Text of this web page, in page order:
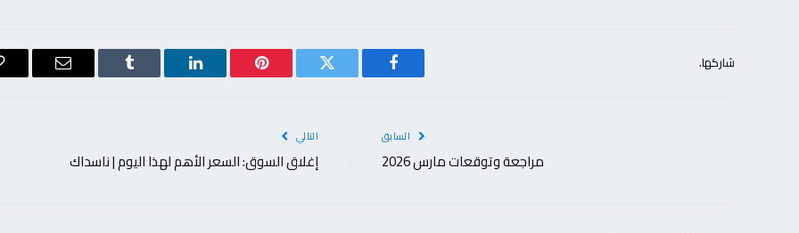
شاركها.
فيسبوك تويتر بينتيريستلينكدإن Tumblr
البريد
السابق
مراجعة وتوقعات مارس 2026
التالي
إغلاق السوق: السعر الأهم لهذا اليوم | ناسداك